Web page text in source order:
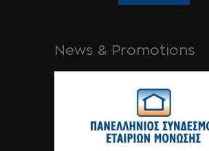
News & Promotions